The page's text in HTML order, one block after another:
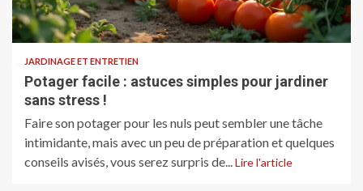
JARDINAGE ET ENTRETIEN
Potager facile : astuces simples pour jardiner
sans stress !
Faire son potager pour les nuls peut sembler une tâche
intimidante, mais avec un peu de préparation et quelques
conseils avisés, vous serez surpris de...Lire l'article